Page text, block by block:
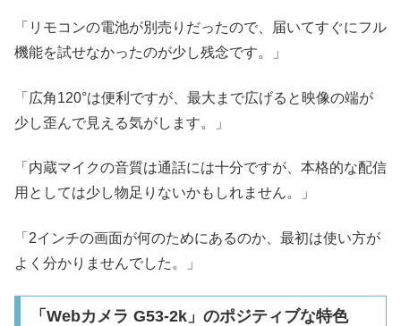
「リモコンの電池が別売りだったので、届いてすぐにフル
機能を試せなかったのが少し残念です。」
「広角120°は便利ですが、最大まで広げると映像の端が
少し歪んで見える気がします。」
「内蔵マイクの音質は通話には十分ですが、本格的な配信
用としては少し物足りないかもしれません。」
「2インチの画面が何のためにあるのか、最初は使い方が
よく分かりませんでした。」
「Webカメラ G53-2k」のポジティブな特色